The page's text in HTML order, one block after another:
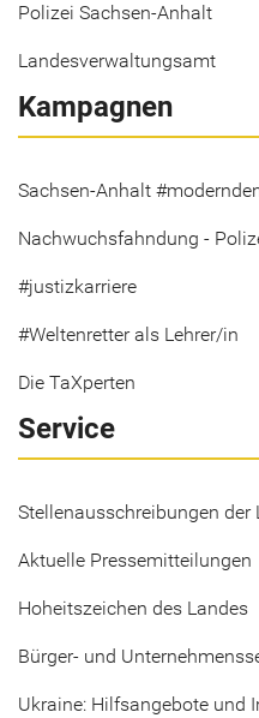
Polizei Sachsen-Anhalt
Landesverwaltungsamt
Kampagnen
Sachsen-Anhalt
Nachwuchsfahndung -
#justizkarriere
#Weltenretter als Lehrer/in
Die TaXperten
Service
Stellenausschreibungen der
Aktuelle Pressemitteilungen
Hoheitszeichen des Landes
Bürger- und
Ukraine: Hilfsangebote und